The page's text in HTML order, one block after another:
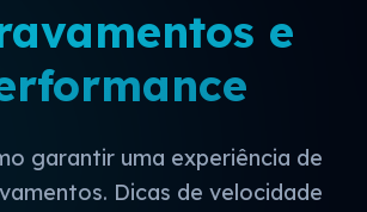
e
garantir uma experiência de
Dicas de velocidade